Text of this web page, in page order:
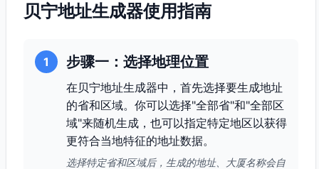
贝宁地址生成器使用指南
1 步骤一：选择地理位置
在贝宁地址生成器中，首先选择要生成地址
的省和区域。你可以选择"全部省"和"全部区
域"来随机生成，也可以指定特定地区以获得
更符合当地特征的地址数据。
选择特定省和区域后，生成的地址、大厦名称会自